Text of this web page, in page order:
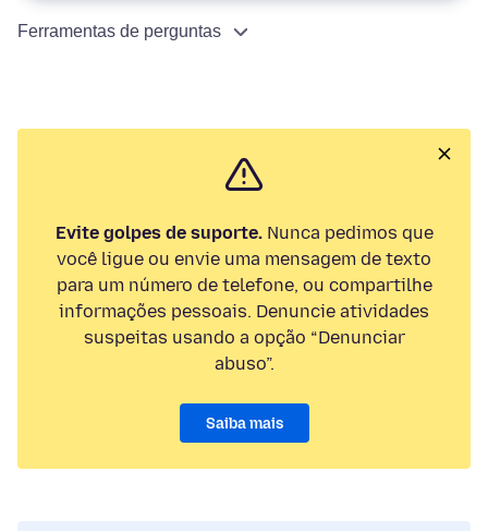
Ferramentas de perguntas
Evite golpes de suporte.Nunca pedimos que
você ligue ou envie uma mensagem de texto
para um número de telefone, ou compartilhe
informações pessoais. Denuncie atividades
suspeitas usando a opção “Denunciar
abuso”.
Saiba mais